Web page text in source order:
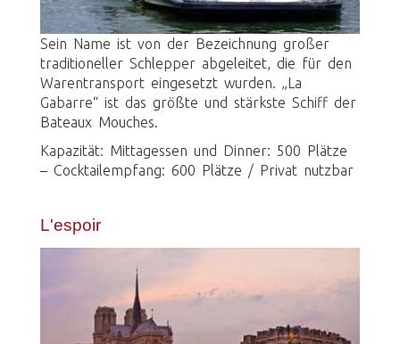
Sein Name ist von der Bezeichnung großer
traditioneller Schlepper abgeleitet, die für den
Warentransport eingesetzt wurden. „La
Gabarre“ ist das größte und stärkste Schiff der
Bateaux Mouches.
Kapazität: Mittagessen und Dinner: 500 Plätze
– Cocktailempfang: 600 Plätze / Privat nutzbar
L'espoir